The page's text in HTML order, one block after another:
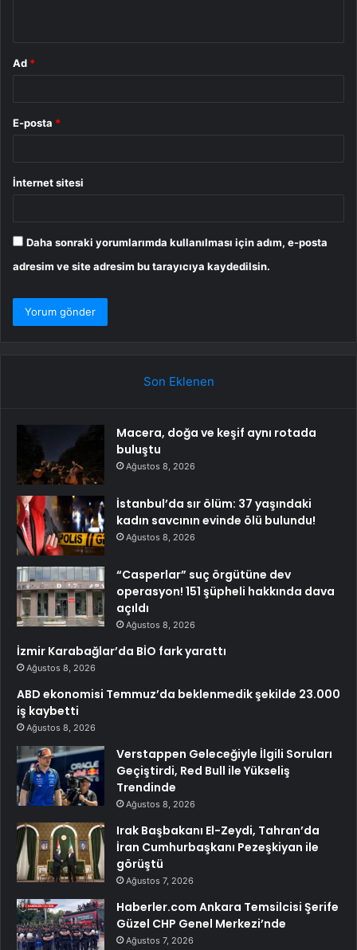
Ad *
E-posta *
İnternet sitesi
Daha sonraki yorumlarımda kullanılması için adım, e-posta
adresim ve site adresim bu tarayıcıya kaydedilsin.
Son Eklenen
Macera, doğa ve keşif aynı rotada
buluştu
Ağustos 8, 2026
İstanbul’da sır ölüm: 37 yaşındaki
kadın savcının evinde ölü bulundu!
Ağustos 8, 2026
“Casperlar” suç örgütüne dev
operasyon! 151 şüpheli hakkında dava
açıldı
Ağustos 8, 2026
İzmir Karabağlar’da BİO fark yarattı
Ağustos 8, 2026
ABD ekonomisi Temmuz’da beklenmedik şekilde 23.000
iş kaybetti
Ağustos 8, 2026
Verstappen Geleceğiyle İlgili Soruları
Geçiştirdi, Red Bull ile Yükseliş
Trendinde
Ağustos 8, 2026
Irak Başbakanı El-Zeydi, Tahran’da
İran Cumhurbaşkanı Pezeşkiyan ile
görüştü
Ağustos 7, 2026
Haberler.com Ankara Temsilcisi Şerife
Güzel CHP Genel Merkezi’nde
Ağustos 7, 2026